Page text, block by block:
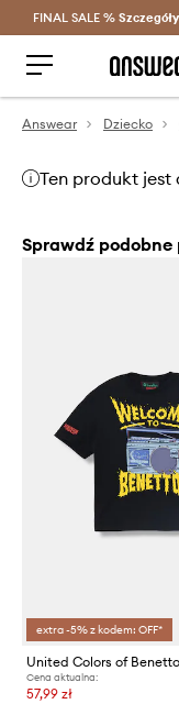
FINAL SALE % Szczegóły
Answear Dziecko
Ten produkt
Sprawdź
extra -5% z kodem: OFF*
Cena aktualna:
57,99 zł